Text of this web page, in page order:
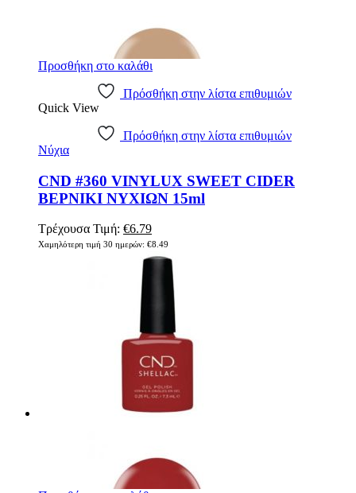
Προσθήκη στο καλάθι
Πρόσθήκη στην λίστα επιθυμιών
Quick View
Πρόσθήκη στην λίστα επιθυμιών
Νύχια
CND #360 VINYLUX SWEET CIDER
ΒΕΡΝΙΚΙ ΝΥΧΙΩΝ 15ml
Τρέχουσα Τιμή: Original
price
was:
€8.49.
€6.79Η
τρέχουσα
τιμή
είναι:
€6.79.
Χαμηλότερη τιμή 30 ημερών: €8.49